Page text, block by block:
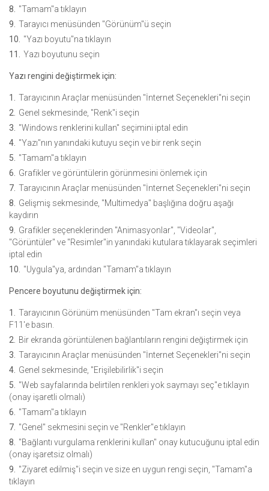
"Tamam"a tıklayın
Tarayıcı menüsünden "Görünüm"ü seçin
"Yazı boyutu"na tıklayın
Yazı boyutunu seçin
Yazı rengini değiştirmek için:
Tarayıcının Araçlar menüsünden "İnternet Seçenekleri"ni seçin
Genel sekmesinde, "Renk"i seçin
"Windows renklerini kullan" seçimini iptal edin
"Yazı"nın yanındaki kutuyu seçin ve bir renk seçin
"Tamam"a tıklayın
Grafikler ve görüntülerin görünmesini önlemek için
Tarayıcının Araçlar menüsünden "İnternet Seçenekleri"ni seçin
Gelişmiş sekmesinde, "Multimedya" başlığına doğru aşağı
kaydırın
Grafikler seçeneklerinden "Animasyonlar", "Videolar",
"Görüntüler" ve "Resimler"in yanındaki kutulara tıklayarak seçimleri
iptal edin
"Uygula"ya, ardından "Tamam"a tıklayın
Pencere boyutunu değiştirmek için:
Tarayıcının Görünüm menüsünden "Tam ekran"ı seçin veya
F11'e basın.
Bir ekranda görüntülenen bağlantıların rengini değiştirmek için
Tarayıcının Araçlar menüsünden "İnternet Seçenekleri"ni seçin
Genel sekmesinde, "Erişilebilirlik"i seçin
"Web sayfalarında belirtilen renkleri yok saymayı seç"e tıklayın
(onay işaretli olmalı)
"Tamam"a tıklayın
"Genel" sekmesini seçin ve "Renkler"e tıklayın
"Bağlantı vurgulama renklerini kullan" onay kutucuğunu iptal edin
(onay işaretsiz olmalı)
"Ziyaret edilmiş"i seçin ve size en uygun rengi seçin, "Tamam"a
tıklayın